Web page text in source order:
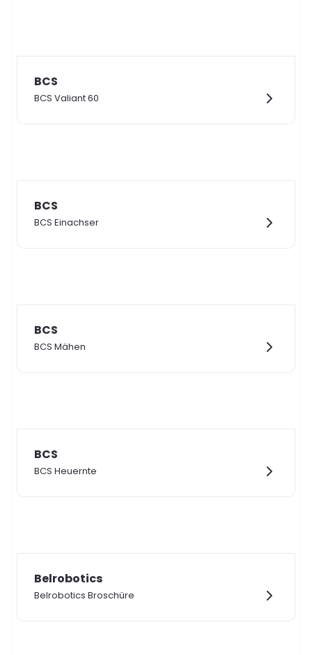
BCS
BCS Valiant 60
BCS
BCS Einachser
BCS
BCS Mähen
BCS
BCS Heuernte
Belrobotics
Belrobotics Broschüre